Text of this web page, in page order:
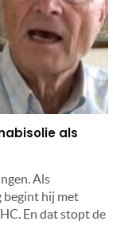
als
Als
begint hij met
En dat stopt de